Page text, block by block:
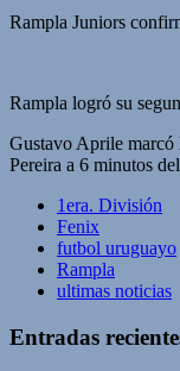
Compartir
Rampla Juniors
Rampla logró su
Gustavo Aprile marcó
Pereira a 6 minutos
1era. División
Fenix
futbol uruguayo
Rampla
ultimas noticias
Entradas